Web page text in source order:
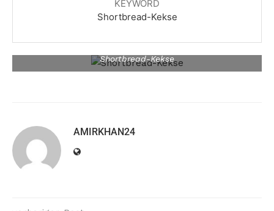
KEYWORD
Shortbread-Kekse
Shortbread-Kekse
AMIRKHAN24